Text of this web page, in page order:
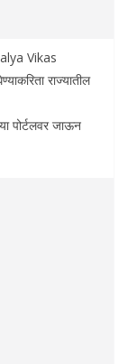
Vikas
राज्यातील
या पोर्टलवर जाऊन